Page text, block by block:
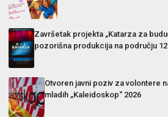
Završetak projekta „Katarza za
pozorišna produkcija na području
Otvoren javni poziv za volontere
mladih „Kaleidoskop“ 2026